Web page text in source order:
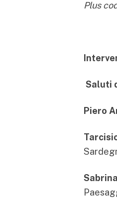
Plus
Saluti
Piero